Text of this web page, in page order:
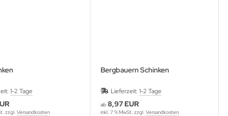
1-2 Tage
zzgl.Versandkosten
Bergbauern Schinken
Lieferzeit: 1-2 Tage
ab 8,97 EUR
inkl. 7 % MwSt. zzgl. Versandkosten